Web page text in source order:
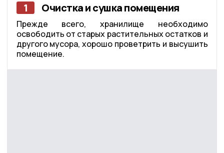
1 Очистка и сушка помещения
Прежде всего, хранилище необходимо
освободить от старых растительных остатков и
другого мусора, хорошо проветрить и высушить
помещение.